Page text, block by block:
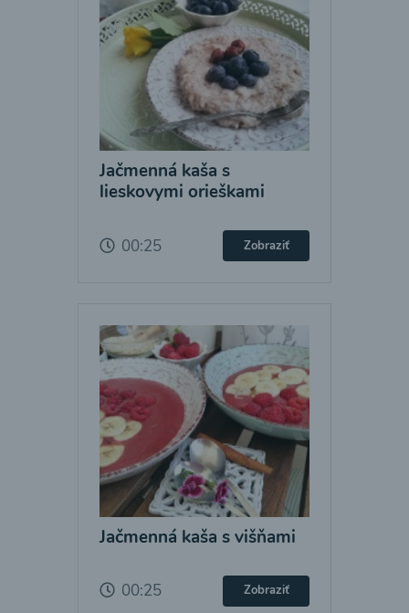
Jačmenná kaša s
lieskovymi orieškami
00:25 Zobraziť
Jačmenná kaša s višňami
00:25 Zobraziť